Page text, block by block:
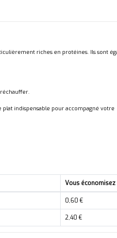
riches en protéines. Ils sont
plat indispensable pour accompagné
Vous économisez
0,60 €
2,40 €